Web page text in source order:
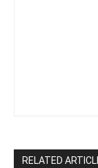
RELATED